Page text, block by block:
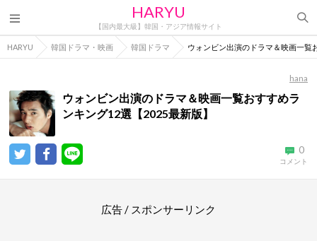
HARYU
【国内最大級】韓国・アジア情報サイト
HARYU 韓国ドラマ・映画 韓国ドラマ ウォンビン出演のドラマ＆映画一覧
hana
ウォンビン出演のドラマ＆映画一覧おすすめラ
ンキング12選【2025最新版】
0
コメント
広告 / スポンサーリンク